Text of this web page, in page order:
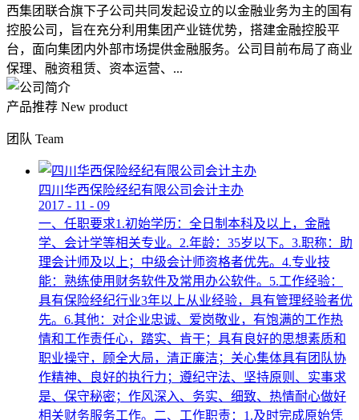
西集团联合旗下子公司共同发起设立的以金融业务为主的国有
控股公司，旨在充分利用集团产业链优势，搭建金融控股平
台，面向集团内外部市场提供金融服务。公司目前布局了商业
保理、融资租赁、资本运营、...
产品推荐 New product
团队 Team
四川华西保险经纪有限公司会计主办
2017 - 11 - 09
一、任职要求1.初始学历：全日制本科及以上，金融
学、会计学等相关专业。2.年龄：35岁以下。3.职称：助
理会计师及以上；中级会计师资格者优先。4.专业技
能：熟练使用财务软件及常用办公软件。5.工作经验：
具有保险经纪行业3年以上从业经验，具有管理经验者优
先。6.其他：对企业忠诚、爱岗敬业，有饱满的工作热
情和工作责任心，踏实、肯干；具有良好的思想素质和
职业操守，顾全大局，清正廉洁；关心集体具有团队协
作精神、良好的执行力；遵纪守法、坚持原则、实事求
是、保守秘密；作风深入、务实、细致、热情耐心做好
相关财务服务工作。二、工作职责：1.及时完成原始凭